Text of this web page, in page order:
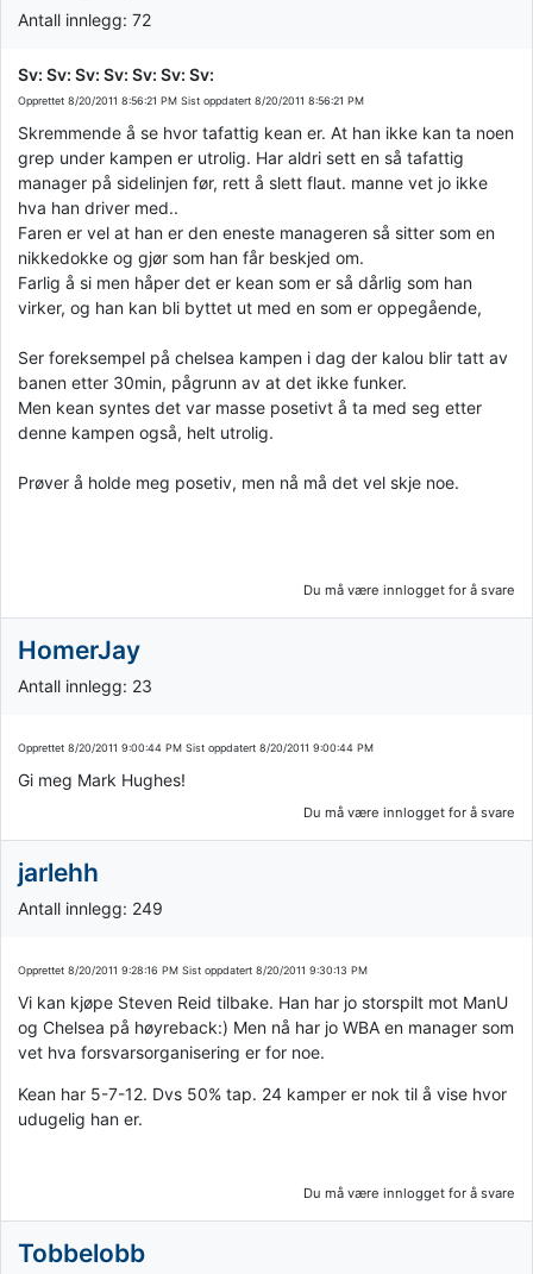
Antall innlegg: 72
Sv: Sv: Sv: Sv: Sv: Sv: Sv:
Opprettet 8/20/2011 8:56:21 PM Sist oppdatert 8/20/2011 8:56:21 PM
Skremmende å se hvor tafattig kean er. At han ikke kan ta noen
grep under kampen er utrolig. Har aldri sett en så tafattig
manager på sidelinjen før, rett å slett flaut. manne vet jo ikke
hva han driver med..
Faren er vel at han er den eneste manageren så sitter som en
nikkedokke og gjør som han får beskjed om.
Farlig å si men håper det er kean som er så dårlig som han
virker, og han kan bli byttet ut med en som er oppegående,
Ser foreksempel på chelsea kampen i dag der kalou blir tatt av
banen etter 30min, pågrunn av at det ikke funker.
Men kean syntes det var masse posetivt å ta med seg etter
denne kampen også, helt utrolig.
Prøver å holde meg posetiv, men nå må det vel skje noe.
Du må være innlogget for å svare
HomerJay
Antall innlegg: 23
Opprettet 8/20/2011 9:00:44 PM Sist oppdatert 8/20/2011 9:00:44 PM
Gi meg Mark Hughes!
Du må være innlogget for å svare
jarlehh
Antall innlegg: 249
Opprettet 8/20/2011 9:28:16 PM Sist oppdatert 8/20/2011 9:30:13 PM
Vi kan kjøpe Steven Reid tilbake. Han har jo storspilt mot ManU
og Chelsea på høyreback:) Men nå har jo WBA en manager som
vet hva forsvarsorganisering er for noe.
Kean har 5-7-12. Dvs 50% tap. 24 kamper er nok til å vise hvor
udugelig han er.
Du må være innlogget for å svare
Tobbelobb